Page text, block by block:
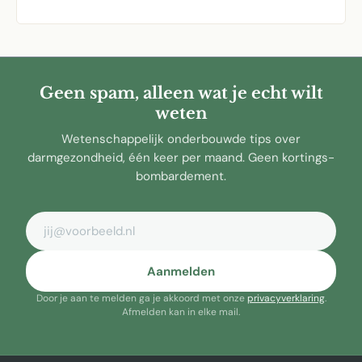
Geen spam, alleen wat je echt wilt
weten
Wetenschappelijk onderbouwde tips over
darmgezondheid, één keer per maand. Geen kortings-
bombardement.
E-mailadres
Aanmelden
Door je aan te melden ga je akkoord met onzeprivacyverklaring.
Afmelden kan in elke mail.